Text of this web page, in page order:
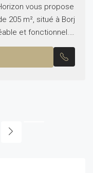
vous propose
205 m², situé à Borj
et fonctionnel.